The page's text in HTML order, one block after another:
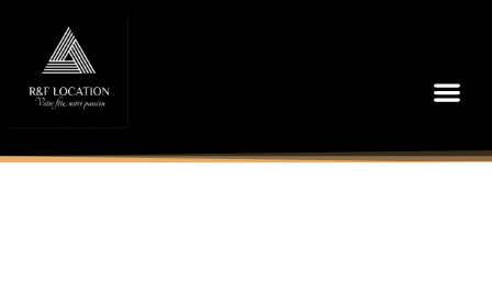
contenu